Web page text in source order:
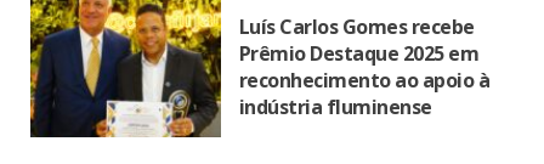
Luís Carlos Gomes recebe
Prêmio Destaque 2025 em
reconhecimento ao apoio à
indústria fluminense